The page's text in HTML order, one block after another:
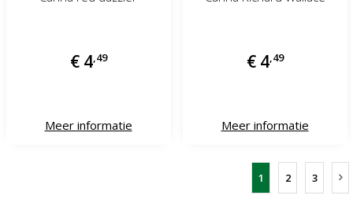
€ 4 49
Meer informatie
€ 4 49
Meer informatie
1 2 3